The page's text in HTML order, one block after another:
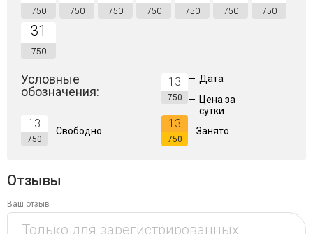
750 750 750 750 750 750 750
31
750
Условные
обозначения:
13
750
— Дата
— Цена за
сутки
13
750
Свободно
13
750
Занято
Отзывы
Ваш отзыв